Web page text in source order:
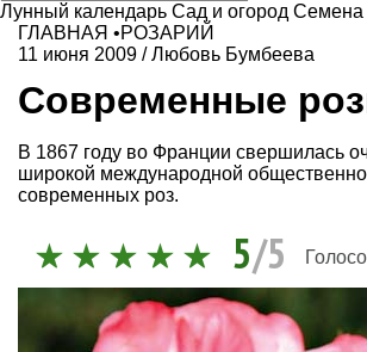
Лунный календарь Сад и огород Семена
ГЛАВНАЯ •РОЗАРИЙ
11 июня 2009 /Любовь Бумбеева
Современные
В 1867 году во Франции свершилась
широкой международной
современных роз.
5/5